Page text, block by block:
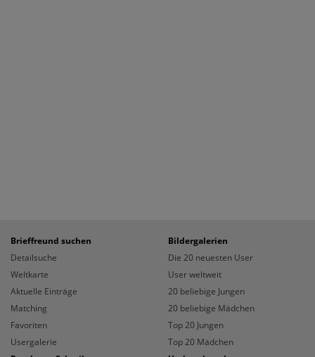
Brieffreund suchen
Detailsuche
Weltkarte
Aktuelle Einträge
Matching
Favoriten
Usergalerie
Bildergalerien
Die 20 neuesten User
User weltweit
20 beliebige Jungen
20 beliebige Mädchen
Top 20 Jungen
Top 20 Mädchen